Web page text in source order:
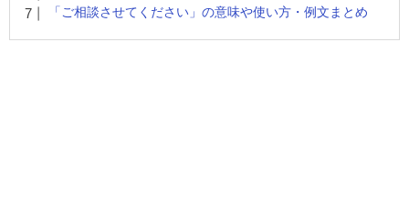
「ご相談させてください」の意味や使い方・例文まとめ